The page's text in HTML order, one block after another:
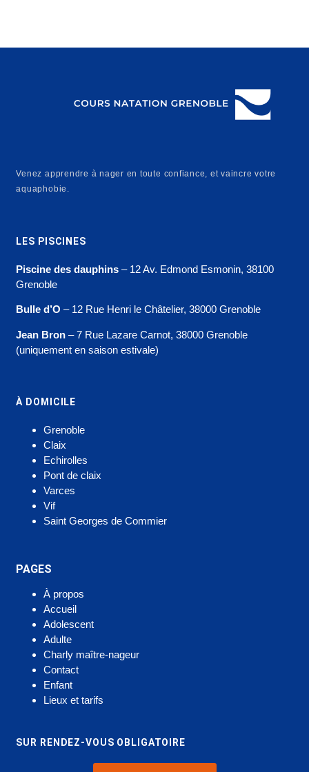
Venez apprendre à nager en toute confiance, et vaincre votre
aquaphobie.
LES PISCINES
Piscine des dauphins – 12 Av. Edmond Esmonin, 38100
Grenoble
Bulle d’O– 12 Rue Henri le Châtelier, 38000 Grenoble
Jean Bron – 7 Rue Lazare Carnot, 38000 Grenoble
(uniquement en saison estivale)
À DOMICILE
Grenoble
Claix
Echirolles
Pont de claix
Varces
Vif
Saint Georges de Commier
PAGES
À propos
Accueil
Adolescent
Adulte
Charly maître-nageur
Contact
Enfant
Lieux et tarifs
SUR RENDEZ-VOUS OBLIGATOIRE